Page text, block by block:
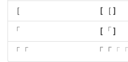
［ ［ ［ ］
「 ［ 「 ］
「「 「「 「「